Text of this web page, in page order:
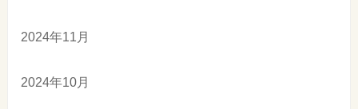
2024年11月
2024年10月